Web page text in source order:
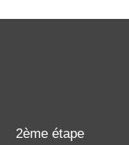
2ème étape